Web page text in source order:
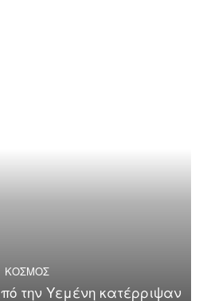
ΚΟΣΜΟΣ
την Υεμένη κατέρριψαν